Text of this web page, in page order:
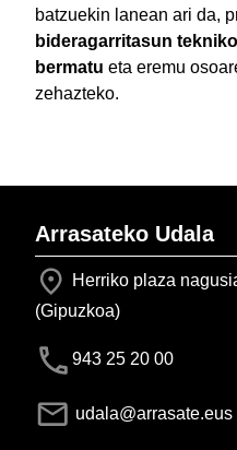
batzuekin lanean ari da,
bideragarritasun
bermatu eta eremu
zehazteko.
Arrasateko Udala
Herriko plaza
(Gipuzkoa)
943 25 20 00
udala@arrasate.eus